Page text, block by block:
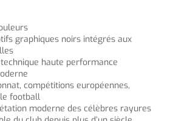
graphiques noirs intégrés aux
haute performance
compétitions européennes,
football
moderne des célèbres rayures